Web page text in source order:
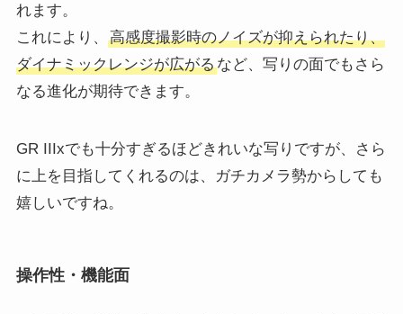
れます。
これにより、
高感度撮影時のノイズが抑えられたり、
ダイナミックレンジが広がるなど、写りの面でもさら
なる進化が期待できます。
GR IIIxでも十分すぎるほどきれいな写りですが、さら
に上を目指してくれるのは、ガチカメラ勢からしても
嬉しいですね。
操作性・機能面